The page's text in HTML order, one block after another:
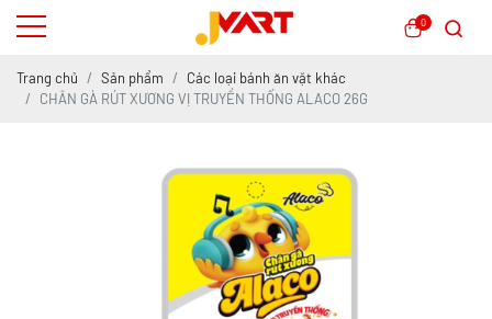
0
Trang chủ Sản phẩm
Các loại bánh ăn vặt khác
CHÂN GÀ RÚT XƯƠNG VỊ TRUYỀN THỐNG ALACO 26G